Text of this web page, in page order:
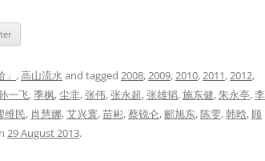
,高山流水 and tagged 2008,2009,2010,2011,2012,
一飞,季枫,尘非,张伟,张永超,张雄韬,施东健,朱永亭,李
维民, 肖慧娜,艾兴寰,苗彬,蔡锐仑,郦旭东,陈雯,韩晗, 顾
29 August 2013.